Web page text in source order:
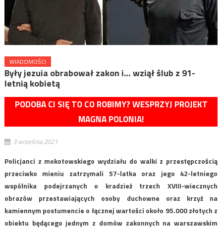
WIADOMOŚCI
Były jezuia obrabował zakon i… wziął ślub z 91-
letnią kobietą
PODOBA CI SIĘ TO CO ROBIMY? WESPRZYJ PROJEKT
MAGNA POLONIA!
3 września 2021
Policjanci z mokotowskiego wydziału do walki z przestępczością
przeciwko mieniu zatrzymali 57-latka oraz jego 42-letniego
wspólnika podejrzanych o kradzież trzech XVIII-wiecznych
obrazów przestawiających osoby duchowne oraz krzyż na
kamiennym postumencie o łącznej wartości około 95.000 złotych z
obiektu będącego jednym z domów zakonnych na warszawskim